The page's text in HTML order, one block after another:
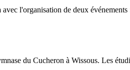
avec l'organisation de deux
du Cucheron à Wissous. Les